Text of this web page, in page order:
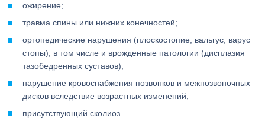
ожирение;
травма спины или нижних конечностей;
ортопедические нарушения (плоскостопие, вальгус, варус
стопы), в том числе и врожденные патологии (дисплазия
тазобедренных суставов);
нарушение кровоснабжения позвонков и межпозвоночных
дисков вследствие возрастных изменений;
присутствующий сколиоз.